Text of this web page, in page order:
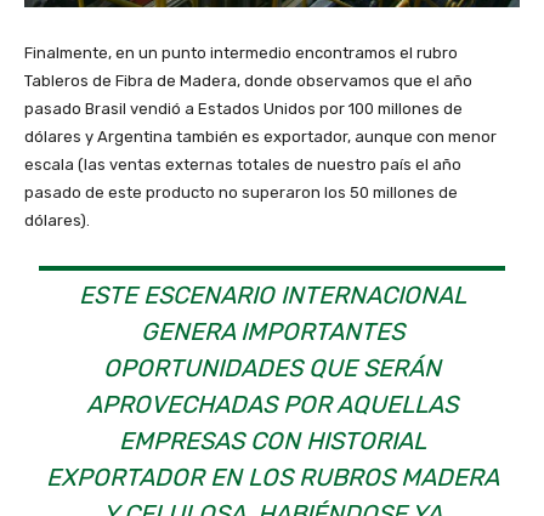
Finalmente, en un punto intermedio encontramos el rubro
Tableros de Fibra de Madera, donde observamos que el año
pasado Brasil vendió a Estados Unidos por 100 millones de
dólares y Argentina también es exportador, aunque con menor
escala (las ventas externas totales de nuestro país el año
pasado de este producto no superaron los 50 millones de
dólares).
ESTE ESCENARIO INTERNACIONAL
GENERA IMPORTANTES
OPORTUNIDADES QUE SERÁN
APROVECHADAS POR AQUELLAS
EMPRESAS CON HISTORIAL
EXPORTADOR EN LOS RUBROS MADERA